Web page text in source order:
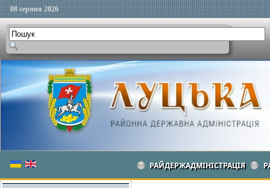
08 серпня 2026
РАЙДЕРЖАДМІНІСТРАЦІЯ